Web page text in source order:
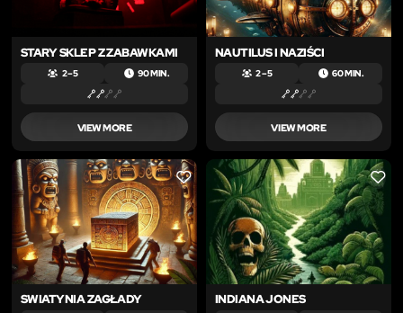
STARY SKLEP Z ZABAWKAMI
2 – 5 90 MIN.
VIEW MORE
NAUTILUS I NAZIŚCI
2 – 5 60 MIN.
VIEW MORE
LIKE
SWIATYNIA ZAGŁADY
LIKE
INDIANA JONES